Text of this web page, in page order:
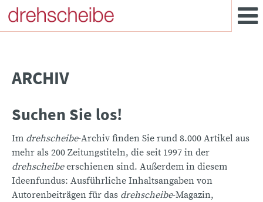
ARCHIV
Suchen Sie los!
Im drehscheibe-Archiv finden Sie rund 8.000 Artikel aus
mehr als 200 Zeitungstiteln, die seit 1997 in der
drehscheibeerschienen sind. Außerdem in diesem
Ideenfundus: Ausführliche Inhaltsangaben von
Autorenbeiträgen für das drehscheibe-Magazin,